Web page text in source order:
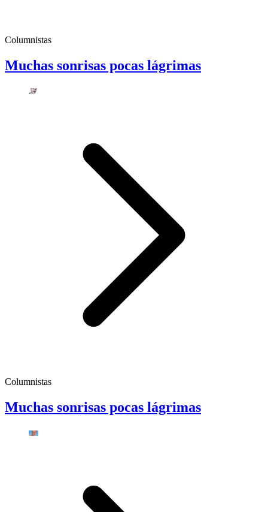
Columnistas
Muchas sonrisas pocas lágrimas
Columnistas
Muchas sonrisas pocas lágrimas